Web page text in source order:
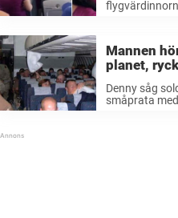
Mannen
planet,
gråta
Denny såg
småprata